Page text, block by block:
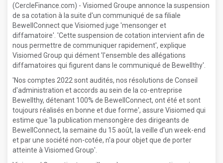
(CercleFinance.com) - Visiomed Groupe annonce la suspension
de sa cotation à la suite d'un communiqué de sa filiale
BewellConnect que Visiomed juge 'mensonger et
diffamatoire'. 'Cette suspension de cotation intervient afin de
nous permettre de communiquer rapidement', explique
Visiomed Group qui dément 'l'ensemble des allégations
diffamatoires qui figurent dans le communiqué de Bewellthy'.
'Nos comptes 2022 sont audités, nos résolutions de Conseil
d'administration et accords au sein de la co-entreprise
Bewellthy, détenant 100% de BewellConnect, ont été et sont
toujours réalisés en bonne et due forme', assure Visiomed qui
estime que 'la publication mensongère des dirigeants de
BewellConnect, la semaine du 15 août, la veille d'un week-end
et par une société non-cotée, n'a pour objet que de porter
atteinte à Visiomed Group'.